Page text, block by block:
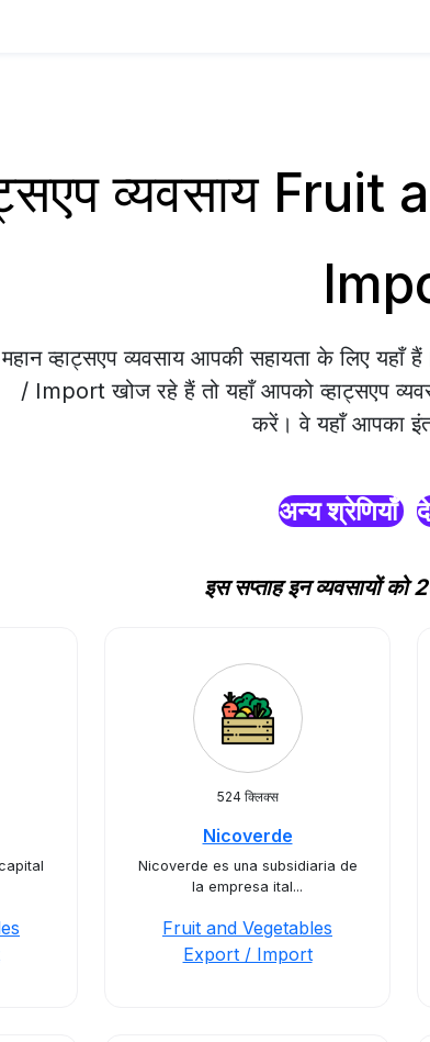
व्यवसाय
महान व्हाट्सएप व्यवसाय आपकी सहायता के लिए
/ Import खोज रहे हैं तो यहाँ आपको व्हाट्सएप
करें। वे यहाँ आपका
अन्य श्रेणियाँ
इस सप्ताह इन व्यवसायों को
524 क्लिक्स
Nicoverde
Nicoverde es una subsidiaria de
la empresa ital...
Fruit and Vegetables
Export / Import